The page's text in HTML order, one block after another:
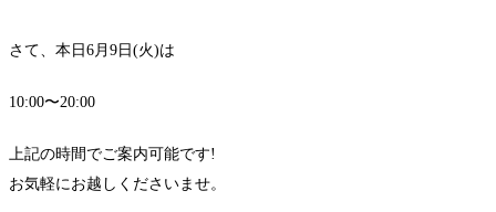
さて、本日6月9日(火)は
10:00〜20:00
上記の時間でご案内可能です!
お気軽にお越しくださいませ。